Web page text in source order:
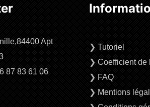
Apt
87 83 61 06
❯ Tutoriel
❯ Coefficient de
❯ FAQ
❯ Mentions